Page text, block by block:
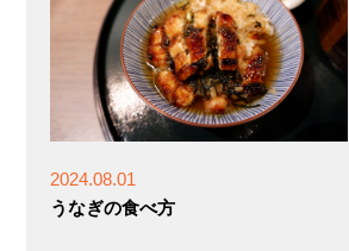
2024.08.01
うなぎの食べ方